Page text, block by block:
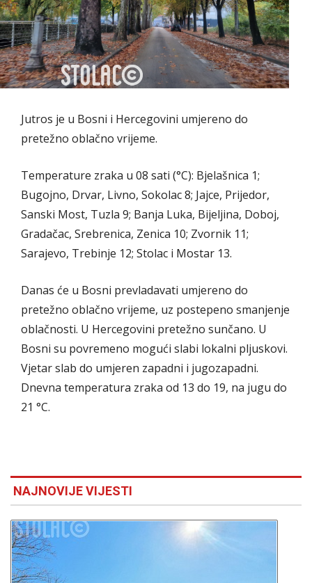
Jutros je u Bosni i Hercegovini umjereno do
pretežno oblačno vrijeme.
Temperature zraka u 08 sati (°C): Bjelašnica 1;
Bugojno, Drvar, Livno, Sokolac 8; Jajce, Prijedor,
Sanski Most, Tuzla 9; Banja Luka, Bijeljina, Doboj,
Gradačac, Srebrenica, Zenica 10; Zvornik 11;
Sarajevo, Trebinje 12; Stolac i Mostar 13.
Danas će u Bosni prevladavati umjereno do
pretežno oblačno vrijeme, uz postepeno smanjenje
oblačnosti. U Hercegovini pretežno sunčano. U
Bosni su povremeno mogući slabi lokalni pljuskovi.
Vjetar slab do umjeren zapadni i jugozapadni.
Dnevna temperatura zraka od 13 do 19, na jugu do
21 °C.
NAJNOVIJE VIJESTI